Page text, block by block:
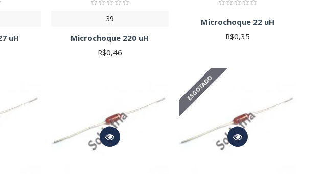
uH
39
Microchoque 220 uH
R$0,46
Microchoque 22 uH
R$0,35
ESGOTADO